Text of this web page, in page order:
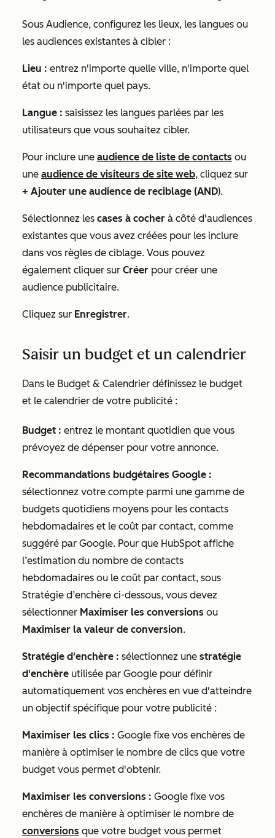
Sous Audience, configurez les lieux, les langues ou
les audiences existantes à cibler :
Lieu : entrez n'importe quelle ville, n'importe quel
état ou n'importe quel pays.
Langue : saisissez les langues parlées par les
utilisateurs que vous souhaitez cibler.
Pour inclure une audience de liste de contacts ou
une audience de visiteurs de site web, cliquez sur
+ Ajouter une audience de reciblage (AND).
Sélectionnez les cases à cocher à côté d'audiences
existantes que vous avez créées pour les inclure
dans vos règles de ciblage. Vous pouvez
également cliquer sur Créer pour créer une
audience publicitaire.
Cliquez sur Enregistrer.
Saisir un budget et un calendrier
Dans le Budget & Calendrier définissez le budget
et le calendrier de votre publicité :
Budget : entrez le montant quotidien que vous
prévoyez de dépenser pour votre annonce.
Recommandations budgétaires Google :
sélectionnez votre compte parmi une gamme de
budgets quotidiens moyens pour les contacts
hebdomadaires et le coût par contact, comme
suggéré par Google. Pour que HubSpot affiche
l’estimation du nombre de contacts
hebdomadaires ou le coût par contact, sous
Stratégie d’enchère ci-dessous, vous devez
sélectionner Maximiser les conversions ou
Maximiser la valeur de conversion.
Stratégie d'enchère : sélectionnez une stratégie
d'enchère utilisée par Google pour définir
automatiquement vos enchères en vue d'atteindre
un objectif spécifique pour votre publicité :
Maximiser les clics : Google fixe vos enchères de
manière à optimiser le nombre de clics que votre
budget vous permet d'obtenir.
Maximiser les conversions : Google fixe vos
enchères de manière à optimiser le nombre de
conversions que votre budget vous permet